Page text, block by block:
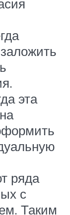
эта
ряда
с
Таким